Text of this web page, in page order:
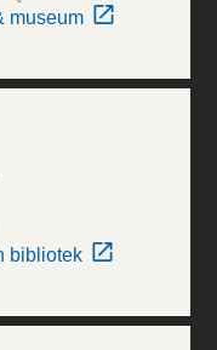
museum
bibliotek